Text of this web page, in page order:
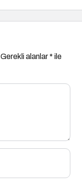
Gerekli alanlar* ile